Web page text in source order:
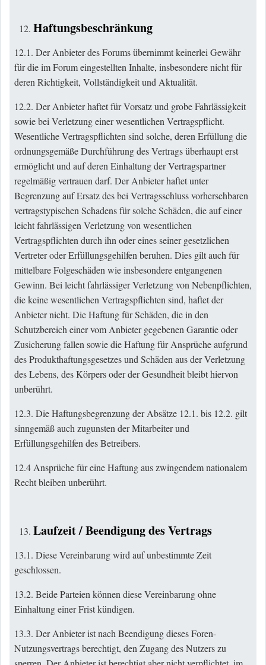
Haftungsbeschränkung
12.1. Der Anbieter des Forums übernimmt keinerlei Gewähr
für die im Forum eingestellten Inhalte, insbesondere nicht für
deren Richtigkeit, Vollständigkeit und Aktualität.
12.2. Der Anbieter haftet für Vorsatz und grobe Fahrlässigkeit
sowie bei Verletzung einer wesentlichen Vertragspflicht.
Wesentliche Vertragspflichten sind solche, deren Erfüllung die
ordnungsgemäße Durchführung des Vertrags überhaupt erst
ermöglicht und auf deren Einhaltung der Vertragspartner
regelmäßig vertrauen darf. Der Anbieter haftet unter
Begrenzung auf Ersatz des bei Vertragsschluss vorhersehbaren
vertragstypischen Schadens für solche Schäden, die auf einer
leicht fahrlässigen Verletzung von wesentlichen
Vertragspflichten durch ihn oder eines seiner gesetzlichen
Vertreter oder Erfüllungsgehilfen beruhen. Dies gilt auch für
mittelbare Folgeschäden wie insbesondere entgangenen
Gewinn. Bei leicht fahrlässiger Verletzung von Nebenpflichten,
die keine wesentlichen Vertragspflichten sind, haftet der
Anbieter nicht. Die Haftung für Schäden, die in den
Schutzbereich einer vom Anbieter gegebenen Garantie oder
Zusicherung fallen sowie die Haftung für Ansprüche aufgrund
des Produkthaftungsgesetzes und Schäden aus der Verletzung
des Lebens, des Körpers oder der Gesundheit bleibt hiervon
unberührt.
12.3. Die Haftungsbegrenzung der Absätze 12.1. bis 12.2. gilt
sinngemäß auch zugunsten der Mitarbeiter und
Erfüllungsgehilfen des Betreibers.
12.4 Ansprüche für eine Haftung aus zwingendem nationalem
Recht bleiben unberührt.
Laufzeit / Beendigung des Vertrags
13.1. Diese Vereinbarung wird auf unbestimmte Zeit
geschlossen.
13.2. Beide Parteien können diese Vereinbarung ohne
Einhaltung einer Frist kündigen.
13.3. Der Anbieter ist nach Beendigung dieses Foren-
Nutzungsvertrags berechtigt, den Zugang des Nutzers zu